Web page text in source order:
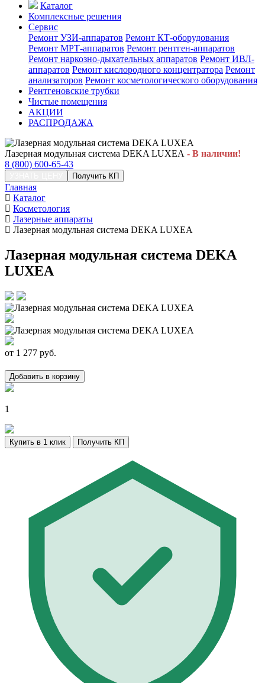
Каталог
Комплексные решения
Сервис
Ремонт УЗИ-аппаратов Ремонт КТ-оборудования
Ремонт МРТ-аппаратов Ремонт рентген-аппаратов
Ремонт наркозно-дыхательных аппаратов Ремонт ИВЛ-
аппаратов Ремонт кислородного концентратора Ремонт
анализаторов Ремонт косметологического оборудования
Рентгеновские трубки
Чистые помещения
АКЦИИ
РАСПРОДАЖА
Лазерная модульная система DEKA LUXEA - В наличии!
8 (800) 600-65-43
Получить КП
Главная
Каталог
Косметология
Лазерные аппараты
Лазерная модульная система DEKA LUXEA
Лазерная модульная система DEKA
LUXEA
от 1 277 руб.
Добавить в корзину
1
Купить в 1 клик Получить КП